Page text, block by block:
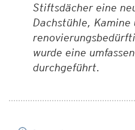
Stiftsdächer eine
Dachstühle, Kamine
wurde eine
durchgeführt.